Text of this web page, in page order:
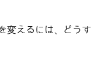
変えるには、どうす